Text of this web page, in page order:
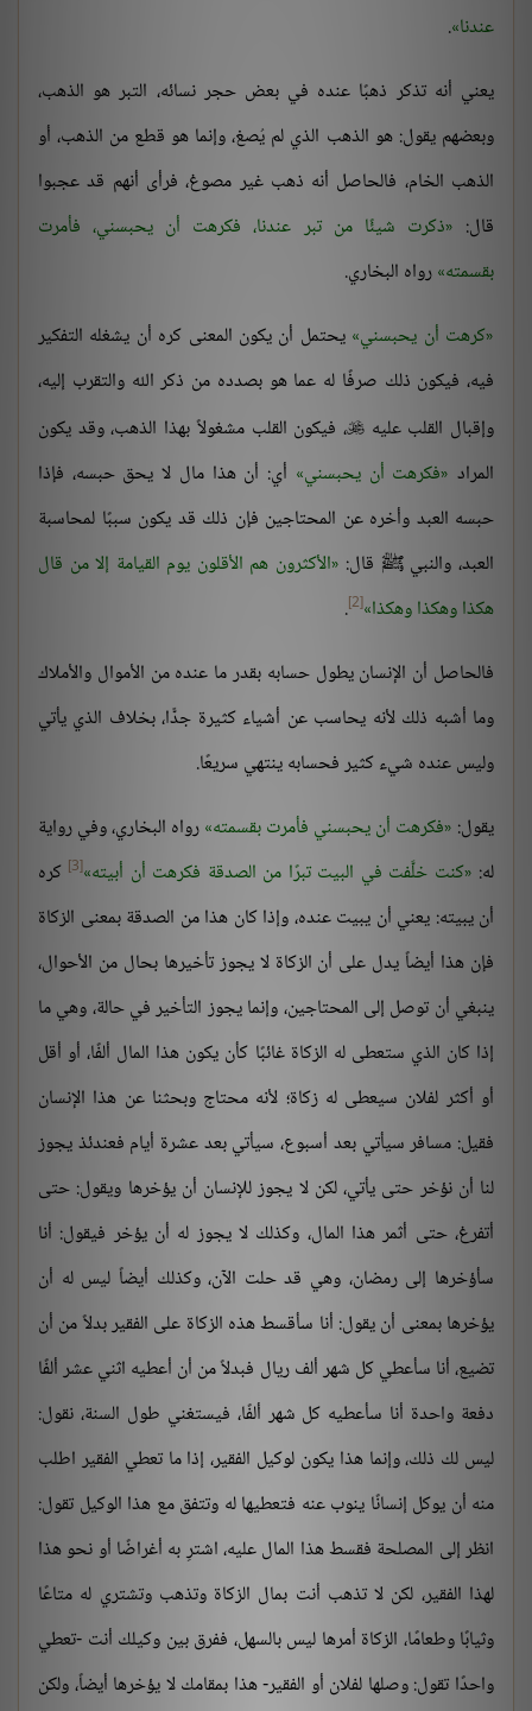
عندنا .
يعني أنه تذكر ذهبًا عنده في بعض حجر نسائه، التبر هو الذهب،
وبعضهم يقول: هو الذهب الذي لم يُصغ، وإنما هو قطع من الذهب، أو
الذهب الخام، فالحاصل أنه ذهب غير مصوغ، فرأى أنهم قد عجبوا
قال:
ذكرت شيئًا من تبر عندنا، فكرهت أن يحبسني، فأمرت
بقسمته رواه البخاري.
كرهت أن يحبسني يحتمل أن يكون المعنى كره أن يشغله التفكير
فيه، فيكون ذلك صرفًا له عما هو بصدده من ذكر الله والتقرب إليه،
وإقبال القلب عليه، فيكون القلب مشغولاً بهذا الذهب، وقد يكون
المراد فكرهت أن يحبسني أي: أن هذا مال لا يحق حبسه، فإذا
حبسه العبد وأخره عن المحتاجين فإن ذلك قد يكون سببًا لمحاسبة
العبد، والنبي ﷺ قال: الأكثرون هم الأقلون يوم القيامة إلا من قال
هكذا وهكذا وهكذا [2]
.
فالحاصل أن الإنسان يطول حسابه بقدر ما عنده من الأموال والأملاك
وما أشبه ذلك لأنه يحاسب عن أشياء كثيرة جدًّا، بخلاف الذي يأتي
وليس عنده شيء كثير فحسابه ينتهي سريعًا.
يقول: فكرهت أن يحبسني فأمرت بقسمته رواه البخاري، وفي رواية
له: كنت خلَّفت في البيت تبرًا من الصدقة فكرهت أن أبيته [3]
كره
أن يبيته: يعني أن يبيت عنده، وإذا كان هذا من الصدقة بمعنى الزكاة
فإن هذا أيضاً يدل على أن الزكاة لا يجوز تأخيرها بحال من الأحوال،
ينبغي أن توصل إلى المحتاجين، وإنما يجوز التأخير في حالة، وهي ما
إذا كان الذي ستعطى له الزكاة غائبًا كأن يكون هذا المال ألفًا، أو أقل
أو أكثر لفلان سيعطى له زكاة؛ لأنه محتاج وبحثنا عن هذا الإنسان
فقيل: مسافر سيأتي بعد أسبوع، سيأتي بعد عشرة أيام فعندئذ يجوز
لنا أن نؤخر حتى يأتي، لكن لا يجوز للإنسان أن يؤخرها ويقول: حتى
أتفرغ، حتى أثمر هذا المال، وكذلك لا يجوز له أن يؤخر فيقول: أنا
سأؤخرها إلى رمضان، وهي قد حلت الآن، وكذلك أيضاً ليس له أن
يؤخرها بمعنى أن يقول: أنا سأقسط هذه الزكاة على الفقير بدلاً من أن
تضيع، أنا سأعطي كل شهر ألف ريال فبدلاً من أن أعطيه اثني عشر ألفًا
دفعة واحدة أنا سأعطيه كل شهر ألفًا، فيستغني طول السنة، نقول:
ليس لك ذلك، وإنما هذا يكون لوكيل الفقير، إذا ما تعطي الفقير اطلب
منه أن يوكل إنسانًا ينوب عنه فتعطيها له وتتفق مع هذا الوكيل تقول:
انظر إلى المصلحة فقسط هذا المال عليه، اشترِ به أغراضًا أو نحو هذا
لهذا الفقير، لكن لا تذهب أنت بمال الزكاة وتذهب وتشتري له متاعًا
وثيابًا وطعامًا، الزكاة أمرها ليس بالسهل، ففرق بين وكيلك أنت -تعطي
واحدًا تقول: وصلها لفلان أو الفقير- هذا بمقامك لا يؤخرها أيضاً، ولكن